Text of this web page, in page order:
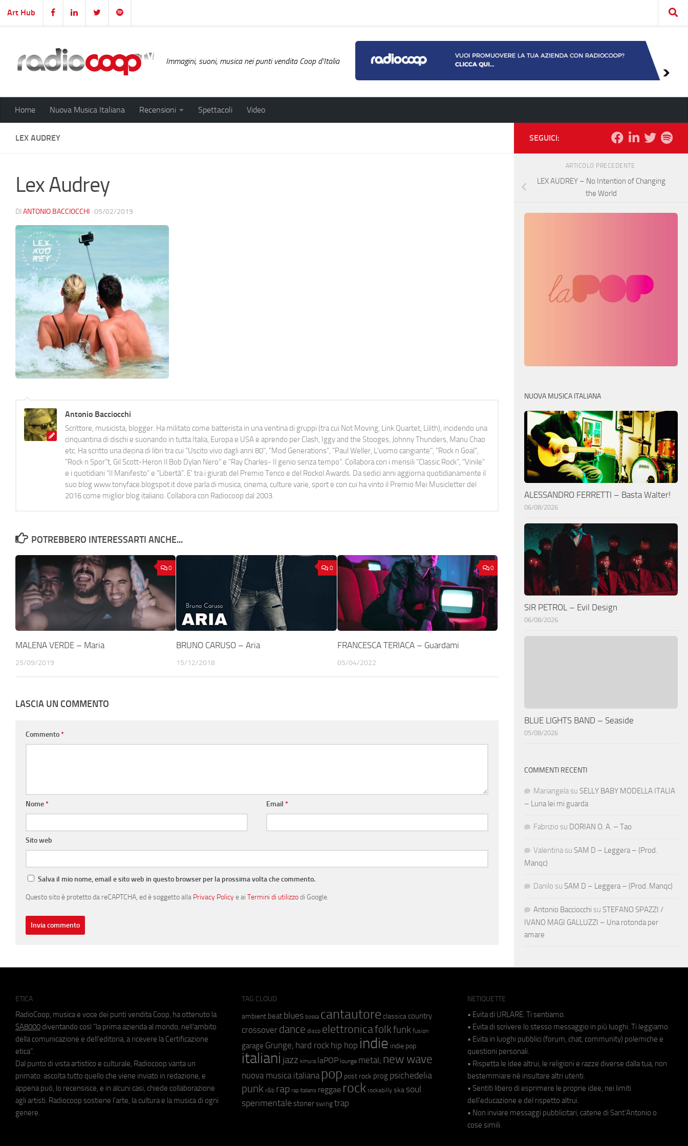
Salta al contenuto
Art Hub
Immagini, suoni, musica nei punti vendita Coop d'Italia
Home Nuova Musica Italiana Recensioni Spettacoli Video
LEX AUDREY
Lex Audrey
DI ANTONIO BACCIOCCHI · 05/02/2019
Antonio Bacciocchi
Scrittore, musicista, blogger. Ha militato come batterista in una ventina di gruppi (tra cui Not Moving, Link Quartet, Lilith), incidendo una
cinquantina di dischi e suonando in tutta Italia, Europa e USA e aprendo per Clash, Iggy and the Stooges, Johnny Thunders, Manu Chao
etc. Ha scritto una decina di libri tra cui "Uscito vivo dagli anni 80", "Mod Generations", "Paul Weller, L’uomo cangiante", "Rock n Goal",
"Rock n Spor"t, Gil Scott-Heron Il Bob Dylan Nero" e "Ray Charles- Il genio senza tempo". Collabora con i mensili “Classic Rock”, "Vinile"
e i quotidiani “Il Manifesto” e “Libertà”. E' tra i giurati del Premio Tenco e del Rockol Awards. Da sedici anni aggiorna quotidianamente il
suo blog www.tonyface.blogspot.it dove parla di musica, cinema, culture varie, sport e con cui ha vinto il Premio Mei Musicletter del
2016 come miglior blog italiano. Collabora con Radiocoop dal 2003.
POTREBBERO INTERESSARTI ANCHE...
0
MALENA VERDE – Maria
25/09/2019
0
BRUNO CARUSO – Aria
15/12/2018
0
FRANCESCA TERIACA – Guardami
05/04/2022
LASCIA UN COMMENTO
Commento*
Nome* Email*
Sito web
Salva il mio nome, email e sito web in questo browser per la prossima volta che commento.
Questo sito è protetto da reCAPTCHA, ed è soggetto alla Privacy Policye ai Termini di utilizzodi Google.
SEGUICI:
ARTICOLO PRECEDENTE
LEX AUDREY – No Intention of Changing
the World
NUOVA MUSICA ITALIANA
ALESSANDRO FERRETTI – Basta Walter!
06/08/2026
SIR PETROL – Evil Design
06/08/2026
BLUE LIGHTS BAND – Seaside
05/08/2026
COMMENTI RECENTI
Mariangela su SELLY BABY MODELLA ITALIA
– Luna lei mi guarda
Fabrizio su DORIAN O. A. – Tao
Valentina su SAM D – Leggera – (Prod.
Manqc)
Danilo su SAM D – Leggera – (Prod. Manqc)
Antonio Bacciocchi su STEFANO SPAZZI /
IVANO MAGI GALLUZZI – Una rotonda per
amare
ETICA
RadioCoop, musica e voce dei punti vendita Coop, ha ottenuto la
SA8000 diventando così "la prima azienda al mondo, nell'ambito
della comunicazione e dell'editoria, a ricevere la Certificazione
etica".
Dal punto di vista artistico e culturale, Radiocoop vanta un
primato: ascolta tutto quello che viene inviato in redazione, e
appena può, lo recensisce, e in alcuni casi, chiede collaborazione
agli artisti. Radiocoop sostiene l'arte, la cultura e la musica di ogni
genere.
TAG CLOUD
ambient beat blues bossa cantautore classica country
crossover dance disco elettronicafolkfunk fusion
garage Grunge; hard rock hip hop indie indie pop
italiani jazz kimura laPOP lounge metal; new wave
nuova musica italiana pop post rock prog psichedelia
punk r&b rap rap italiano reggae rock rockabilly ska soul
sperimentale stoner swing trap
NETIQUETTE
• Evita di URLARE. Ti sentiamo.
• Evita di scrivere lo stesso messaggio in più luoghi. Ti leggiamo.
• Evita in luoghi pubblici (forum, chat, community) polemiche e
questioni personali.
• Rispetta le idee altrui, le religioni e razze diverse dalla tua, non
bestemmiare né insultare altri utenti.
• Sentiti libero di esprimere le proprie idee, nei limiti
dell'educazione e del rispetto altrui.
• Non inviare messaggi pubblicitari, catene di Sant'Antonio o
cose simili.